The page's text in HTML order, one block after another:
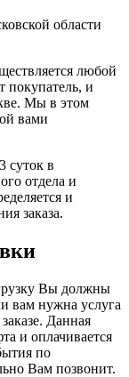
области
любой
покупатель, и
Мы в этом
вами
суток в
отдела и
и
заказа.
Вы должны
вам нужна услуга
Данная
и оплачивается
по
Вам позвонит.